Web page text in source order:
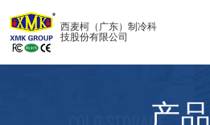
西麦柯（广东）制冷科
技股份有限公司
产品